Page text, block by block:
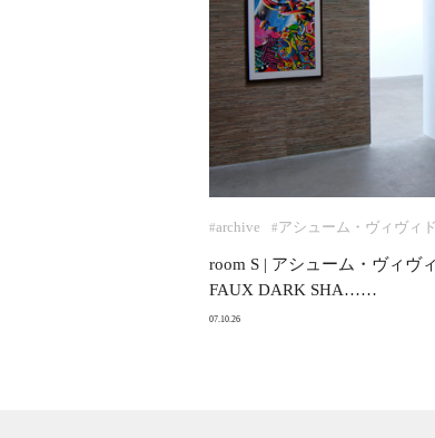
#archive #アシューム・ヴィヴィ
room S | アシューム・ヴィヴ
FAUX DARK SHA……
07.10.26